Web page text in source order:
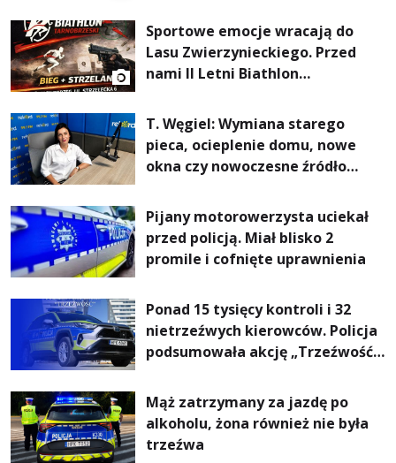
Sportowe emocje wracają do
Lasu Zwierzynieckiego. Przed
nami II Letni Biathlon
T. Węgiel: Wymiana starego
pieca, ocieplenie domu, nowe
okna czy nowoczesne źródło
rachunki za energię, lepszy
komfort życia i... czystsze
powietrze
Pijany motorowerzysta uciekał
przed policją. Miał blisko 2
promile i cofnięte uprawnienia
Ponad 15 tysięcy kontroli i 32
nietrzeźwych kierowców. Policja
podsumowała akcję „Trzeźwość”
Mąż zatrzymany za jazdę po
alkoholu, żona również nie była
trzeźwa